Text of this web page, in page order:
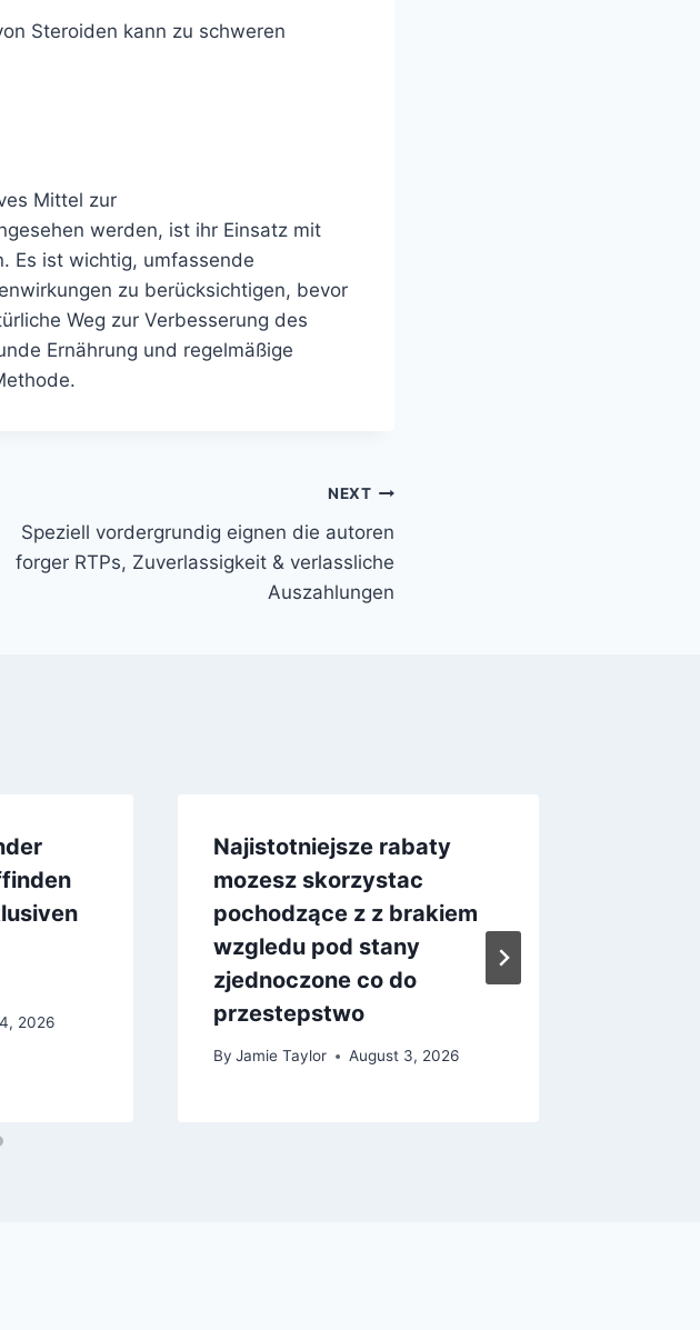
Steroiden kann zu schweren
Mittel zur
werden, ist ihr Einsatz mit
Es ist wichtig, umfassende
zu berücksichtigen, bevor
Weg zur Verbesserung des
Ernährung und regelmäßige
NEXT
Speziell vordergrundig eignen die autoren
forger RTPs, Zuverlassigkeit & verlassliche
Auszahlungen
2026
Najistotniejsze rabaty
mozesz skorzystac
pochodzące z z brakiem
wzgledu pod stany
zjednoczone co do
przestepstwo
By Jamie Taylor August 3, 2026